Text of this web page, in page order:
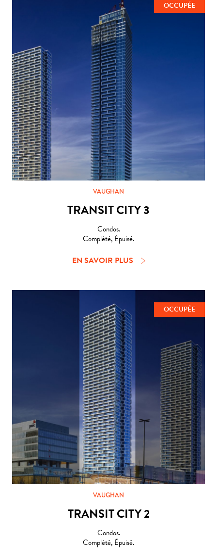
OCCUPÉE
VAUGHAN
TRANSIT CITY 3
Condos.
Complété, Épuisé.
EN SAVOIR PLUS
OCCUPÉE
VAUGHAN
TRANSIT CITY 2
Condos.
Complété, Épuisé.